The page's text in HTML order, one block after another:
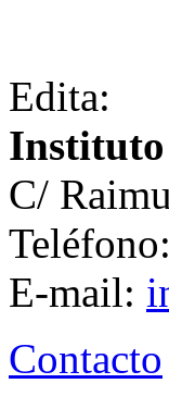
Edita:
C/
E-mail:
Contacto